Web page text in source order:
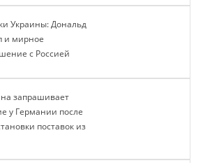
Украины: Дональд
и мирное
с Россией
запрашивает
у Германии после
поставок из